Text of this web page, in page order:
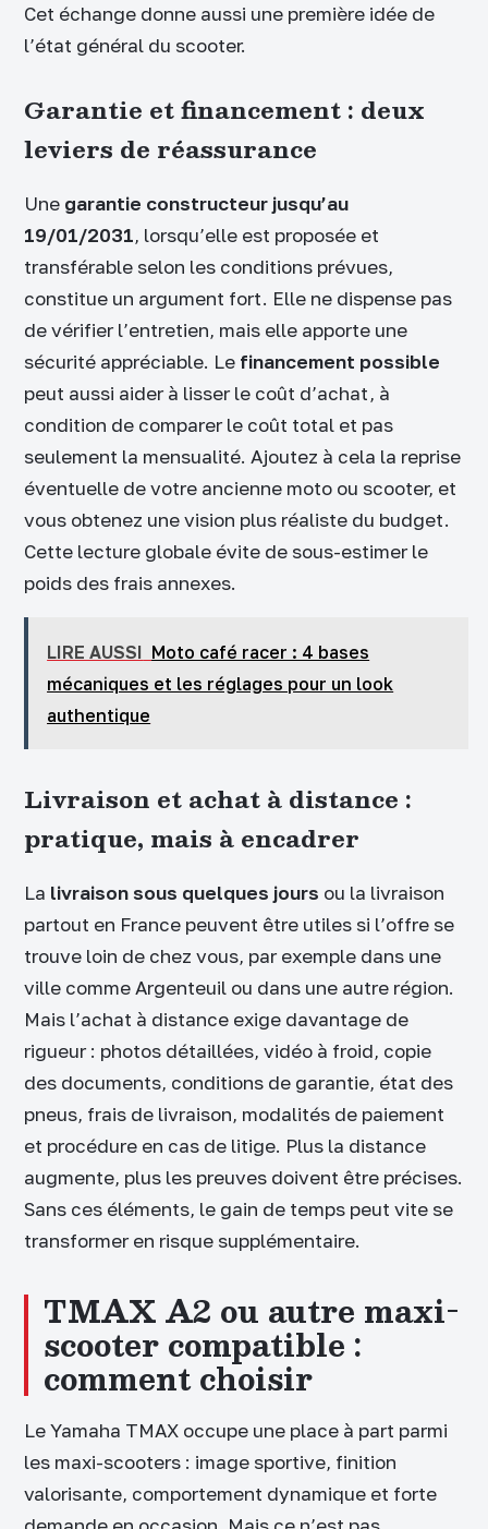
Cet échange donne aussi une première idée de
l’état général du scooter.
Garantie et financement : deux
leviers de réassurance
Une garantie constructeur jusqu’au
19/01/2031, lorsqu’elle est proposée et
transférable selon les conditions prévues,
constitue un argument fort. Elle ne dispense pas
de vérifier l’entretien, mais elle apporte une
sécurité appréciable. Le financement possible
peut aussi aider à lisser le coût d’achat, à
condition de comparer le coût total et pas
seulement la mensualité. Ajoutez à cela la reprise
éventuelle de votre ancienne moto ou scooter, et
vous obtenez une vision plus réaliste du budget.
Cette lecture globale évite de sous-estimer le
poids des frais annexes.
LIRE AUSSI Moto café racer : 4 bases
mécaniques et les réglages pour un look
authentique
Livraison et achat à distance :
pratique, mais à encadrer
La livraison sous quelques jours ou la livraison
partout en France peuvent être utiles si l’offre se
trouve loin de chez vous, par exemple dans une
ville comme Argenteuil ou dans une autre région.
Mais l’achat à distance exige davantage de
rigueur : photos détaillées, vidéo à froid, copie
des documents, conditions de garantie, état des
pneus, frais de livraison, modalités de paiement
et procédure en cas de litige. Plus la distance
augmente, plus les preuves doivent être précises.
Sans ces éléments, le gain de temps peut vite se
transformer en risque supplémentaire.
TMAX A2 ou autre maxi-
scooter compatible :
comment choisir
Le Yamaha TMAX occupe une place à part parmi
les maxi-scooters : image sportive, finition
valorisante, comportement dynamique et forte